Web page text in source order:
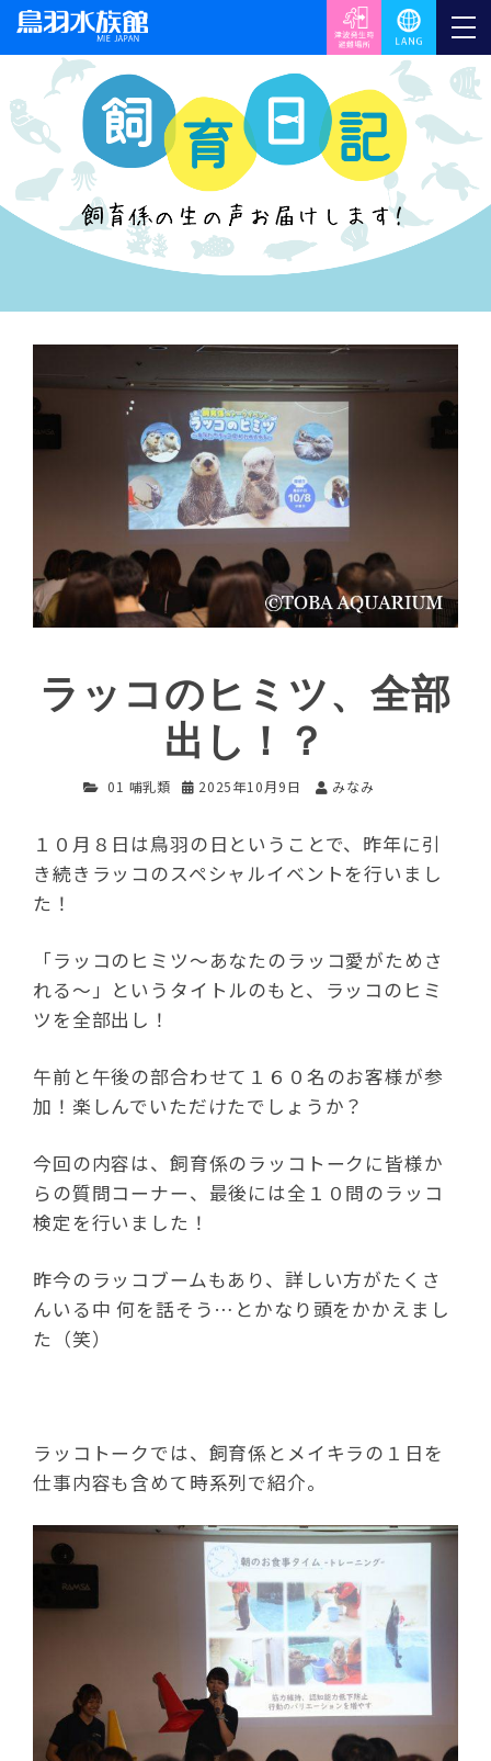
ラッコのヒミツ、全部
出し！？
01 哺乳類 2025年10月9日 みなみ
１０月８日は鳥羽の日ということで、昨年に引
き続きラッコのスペシャルイベントを行いまし
た！
「ラッコのヒミツ～あなたのラッコ愛がためさ
れる～」というタイトルのもと、ラッコのヒミ
ツを全部出し！
午前と午後の部合わせて１６０名のお客様が参
加！楽しんでいただけたでしょうか？
今回の内容は、飼育係のラッコトークに皆様か
らの質問コーナー、最後には全１０問のラッコ
検定を行いました！
昨今のラッコブームもあり、詳しい方がたくさ
んいる中 何を話そう…とかなり頭をかかえまし
た（笑）
ラッコトークでは、飼育係とメイキラの１日を
仕事内容も含めて時系列で紹介。